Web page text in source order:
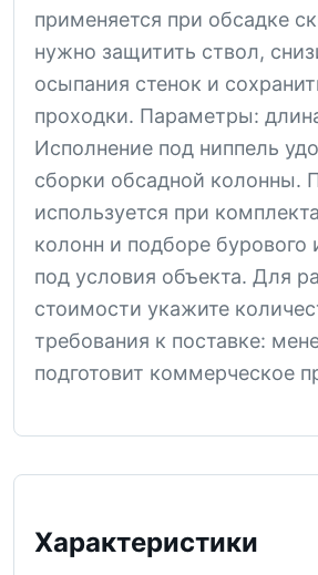
применяется при обсадке
нужно защитить ствол,
осыпания стенок и
проходки. Параметры:
Исполнение под ниппель
сборки обсадной колонны.
используется при
колонн и подборе бурового
под условия объекта. Для
стоимости укажите
требования к поставке:
подготовит коммерческое
Характеристики